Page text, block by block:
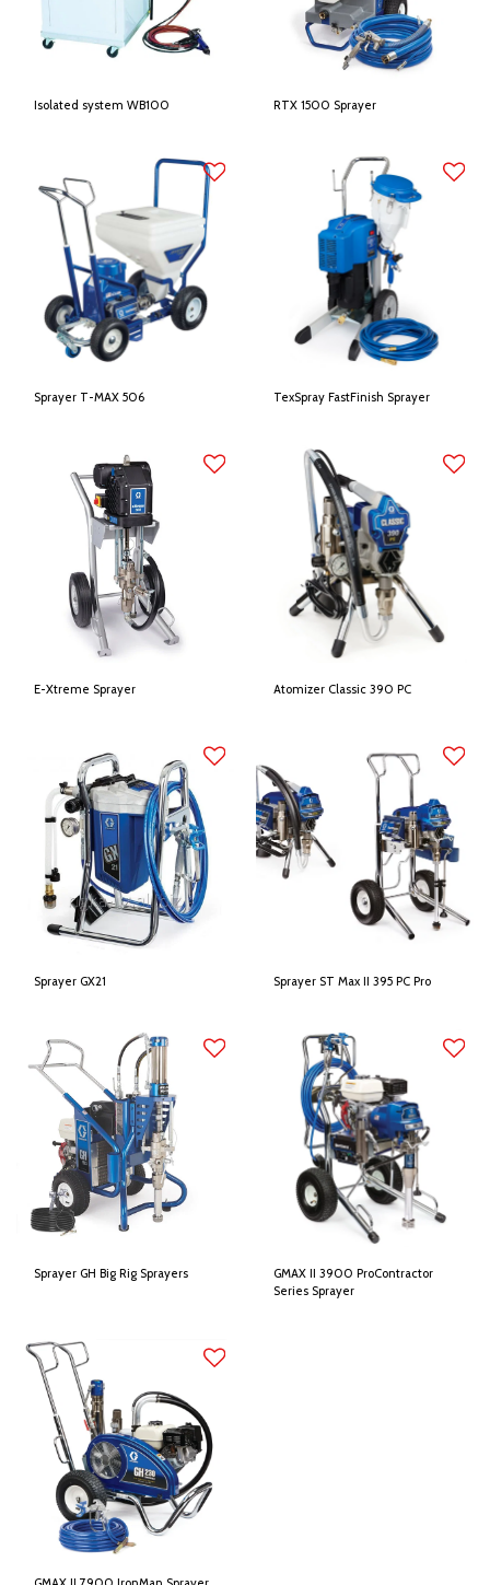
Isolated system WB100 RTX 1500 Sprayer
Sprayer T-MAX 506 TexSpray FastFinish Sprayer
E-Xtreme Sprayer Atomizer Classic 390 PC
Sprayer GX21 Sprayer ST Max II 395 PC Pro
Sprayer GH Big Rig Sprayers
GMAX II 3900 ProContractor
Series Sprayer